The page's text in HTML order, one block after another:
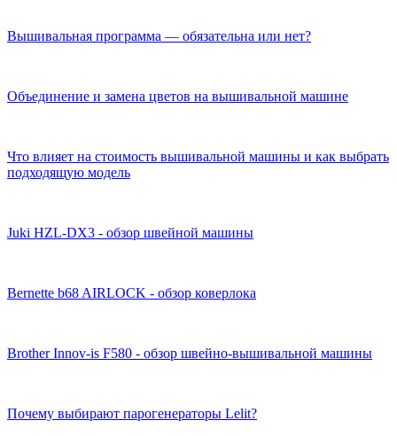
Вышивальная программа — обязательна или нет?
Объединение и замена цветов на вышивальной машине
Что влияет на стоимость вышивальной машины и как выбрать
подходящую модель
Juki HZL-DX3 - обзор швейной машины
Bernette b68 AIRLOCK - обзор коверлока
Brother Innov-is F580 - обзор швейно-вышивальной машины
Почему выбирают парогенераторы Lelit?